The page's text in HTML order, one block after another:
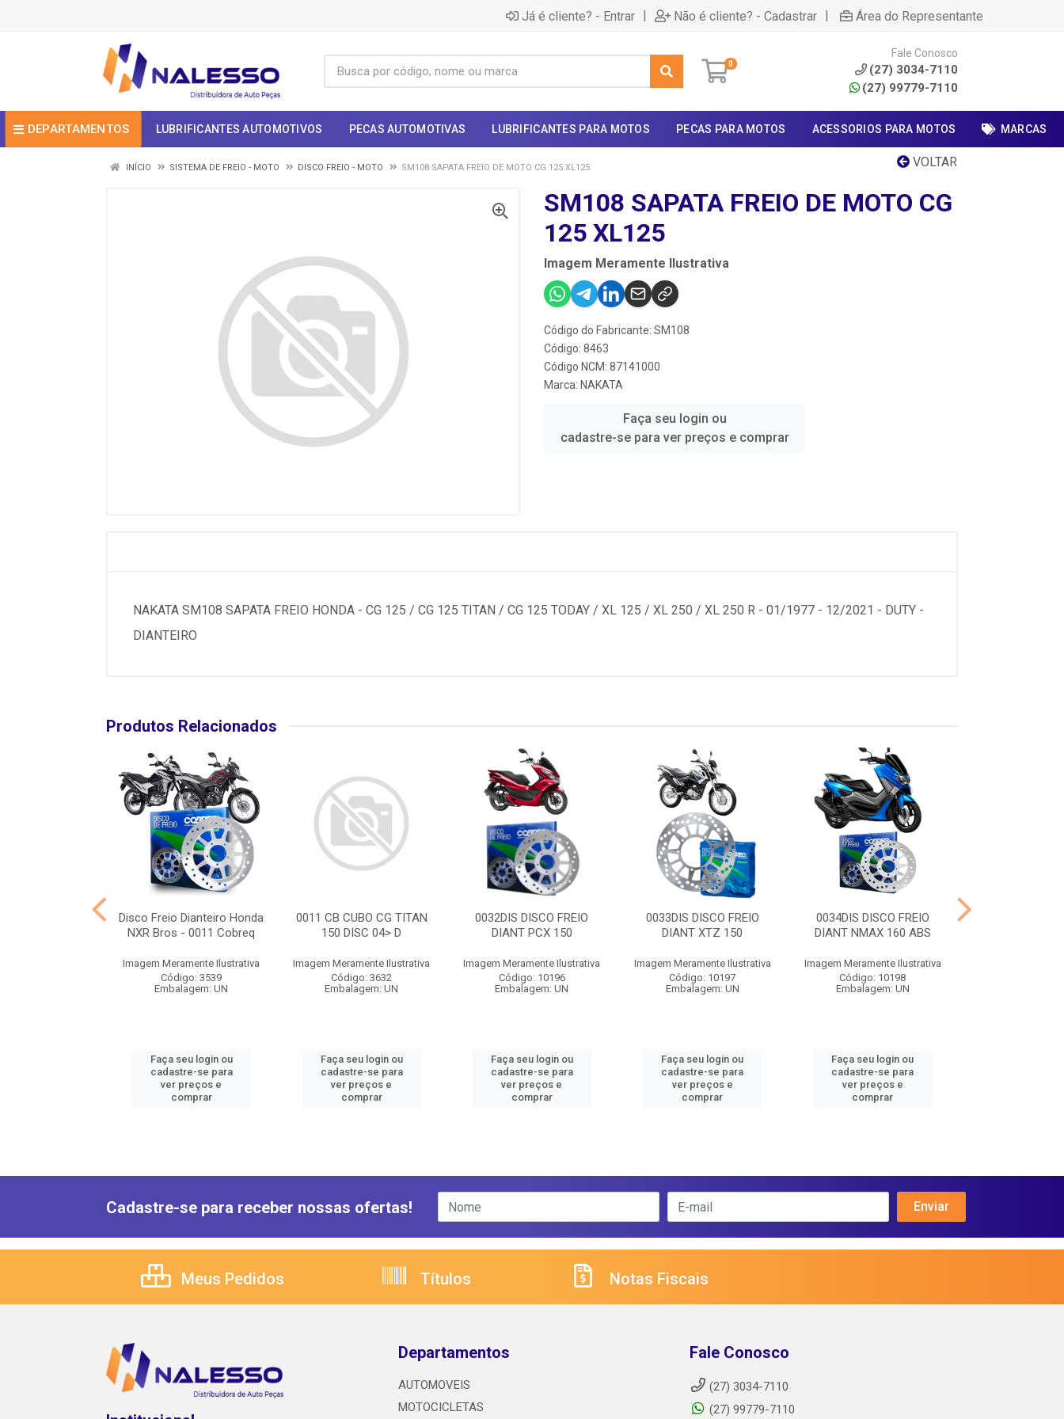
Já é cliente? - Entrar | Não é cliente? - Cadastrar | Área do Representante
0
Fale Conosco
(27) 3034-7110
(27) 99779-7110
DEPARTAMENTOS LUBRIFICANTES AUTOMOTIVOS PECAS AUTOMOTIVAS LUBRIFICANTES PARA MOTOS PECAS PARA MOTOS ACESSORIOS PARA MOTOS MARCAS
VOLTAR
INÍCIO SISTEMA DE FREIO - MOTO DISCO FREIO - MOTO SM108 SAPATA FREIO DE MOTO CG 125 XL125
SM108 SAPATA FREIO DE MOTO CG
125 XL125
Imagem Meramente Ilustrativa
Código do Fabricante: SM108
Código: 8463
Código NCM: 87141000
Marca: NAKATA
Faça seu login ou
cadastre-se para ver preços e comprar
NAKATA SM108 SAPATA FREIO HONDA - CG 125 / CG 125 TITAN / CG 125 TODAY / XL 125 / XL 250 / XL 250 R - 01/1977 - 12/2021 - DUTY -
DIANTEIRO
Produtos Relacionados
Disco Freio Dianteiro Honda
NXR Bros - 0011 Cobreq
Imagem Meramente Ilustrativa
Código: 3539
Embalagem: UN
Faça seu login ou
cadastre-se para
ver preços e
comprar
0011 CB CUBO CG TITAN
150 DISC 04> D
Imagem Meramente Ilustrativa
Código: 3632
Embalagem: UN
Faça seu login ou
cadastre-se para
ver preços e
comprar
0032DIS DISCO FREIO
DIANT PCX 150
Imagem Meramente Ilustrativa
Código: 10196
Embalagem: UN
Faça seu login ou
cadastre-se para
ver preços e
comprar
0033DIS DISCO FREIO
DIANT XTZ 150
Imagem Meramente Ilustrativa
Código: 10197
Embalagem: UN
Faça seu login ou
cadastre-se para
ver preços e
comprar
0034DIS DISCO FREIO
DIANT NMAX 160 ABS
Imagem Meramente Ilustrativa
Código: 10198
Embalagem: UN
Faça seu login ou
cadastre-se para
ver preços e
comprar
Cadastre-se para receber nossas ofertas!
Meus Pedidos Títulos Notas Fiscais
Departamentos
AUTOMOVEIS
MOTOCICLETAS
Fale Conosco
(27) 3034-7110
(27) 99779-7110